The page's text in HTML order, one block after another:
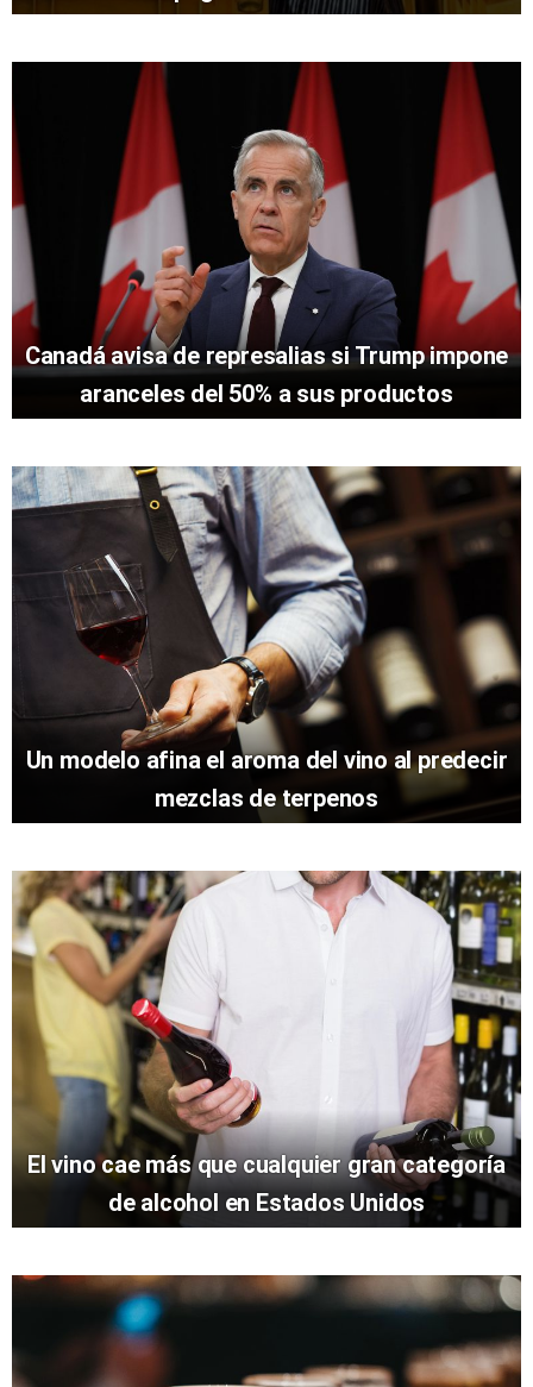
Canadá avisa de represalias si Trump impone
aranceles del 50% a sus productos
Un modelo afina el aroma del vino al predecir
mezclas de terpenos
El vino cae más que cualquier gran categoría
de alcohol en Estados Unidos